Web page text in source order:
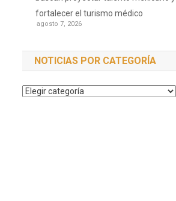
fortalecer el turismo médico
agosto 7, 2026
NOTICIAS POR CATEGORÍA
Noticias